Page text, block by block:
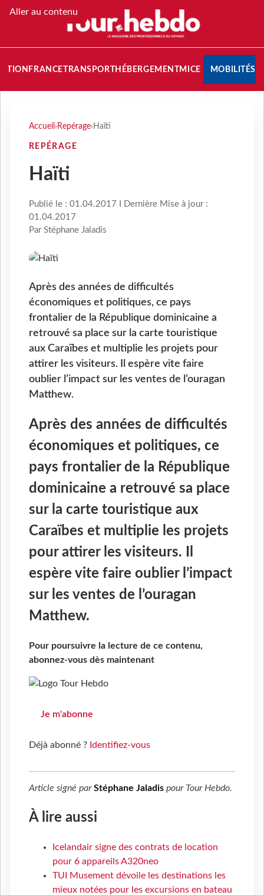
Aller au contenu
FRANCETRANSPORT HÉBERGEMENTMICE MOBILITÉS
Accueil › Repérage› Haïti
REPÉRAGE
Haïti
Publié le : 01.04.2017 I Dernière Mise à jour :
01.04.2017
Par Stéphane Jaladis
Après des années de difficultés
économiques et politiques, ce pays
frontalier de la République dominicaine a
retrouvé sa place sur la carte touristique
aux Caraïbes et multiplie les projets pour
attirer les visiteurs. Il espère vite faire
oublier l’impact sur les ventes de l’ouragan
Matthew.
Après des années de difficultés
économiques et politiques, ce
pays frontalier de la République
dominicaine a retrouvé sa place
sur la carte touristique aux
Caraïbes et multiplie les projets
pour attirer les visiteurs. Il
espère vite faire oublier l’impact
sur les ventes de l’ouragan
Matthew.
Pour poursuivre la lecture de ce contenu,
abonnez-vous dès maintenant
Je m'abonne
Déjà abonné ? Identifiez-vous
Article signé parStéphane Jaladis pour Tour Hebdo.
À lire aussi
Icelandair signe des contrats de location
pour 6 appareils A320neo
TUI Musement dévoile les destinations les
mieux notées pour les excursions en bateau